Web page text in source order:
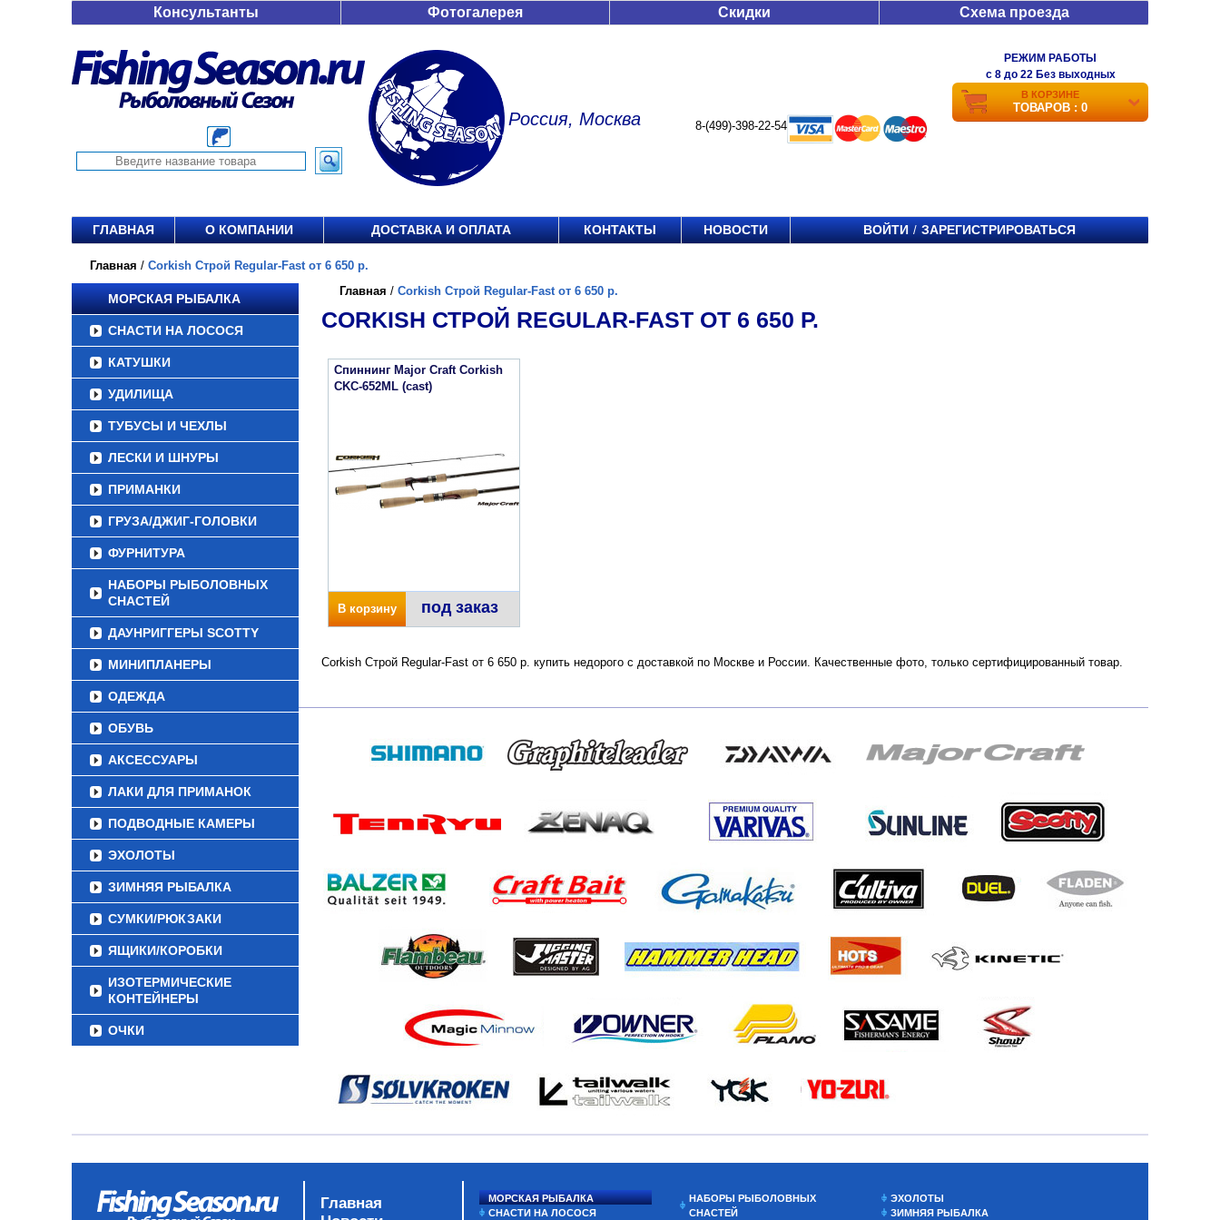
Консультанты Фотогалерея Скидки Схема проезда
Россия, Москва 8-(499)-398-22-54
РЕЖИМ РАБОТЫ
c 8 до 22 Без выходных
В КОРЗИНЕ
ТОВАРОВ : 0
ГЛАВНАЯ О КОМПАНИИ ДОСТАВКА И ОПЛАТА КОНТАКТЫ НОВОСТИ ВОЙТИ / ЗАРЕГИСТРИРОВАТЬСЯ
Главная / Corkish Строй Regular-Fast от 6 650 р.
МОРСКАЯ РЫБАЛКА
СНАСТИ НА ЛОСОСЯ
КАТУШКИ
УДИЛИЩА
ТУБУСЫ И ЧЕХЛЫ
ЛЕСКИ И ШНУРЫ
ПРИМАНКИ
ГРУЗА/ДЖИГ-ГОЛОВКИ
ФУРНИТУРА
НАБОРЫ РЫБОЛОВНЫХ
СНАСТЕЙ
ДАУНРИГГЕРЫ SCOTTY
МИНИПЛАНЕРЫ
ОДЕЖДА
ОБУВЬ
АКСЕССУАРЫ
ЛАКИ ДЛЯ ПРИМАНОК
ПОДВОДНЫЕ КАМЕРЫ
ЭХОЛОТЫ
ЗИМНЯЯ РЫБАЛКА
СУМКИ/РЮКЗАКИ
ЯЩИКИ/КОРОБКИ
ИЗОТЕРМИЧЕСКИЕ
КОНТЕЙНЕРЫ
ОЧКИ
Главная / Corkish Строй Regular-Fast от 6 650 р.
CORKISH СТРОЙ REGULAR-FAST ОТ 6 650 Р.
Спиннинг Major Craft Corkish
CKC-652ML (cast)
В корзину под заказ
Corkish Строй Regular-Fast от 6 650 р. купить недорого с доставкой по Москве и России. Качественные фото, только сертифицированный товар.
Главная
МОРСКАЯ РЫБАЛКА
СНАСТИ НА ЛОСОСЯ
НАБОРЫ РЫБОЛОВНЫХ
СНАСТЕЙ
ЭХОЛОТЫ
ЗИМНЯЯ РЫБАЛКА